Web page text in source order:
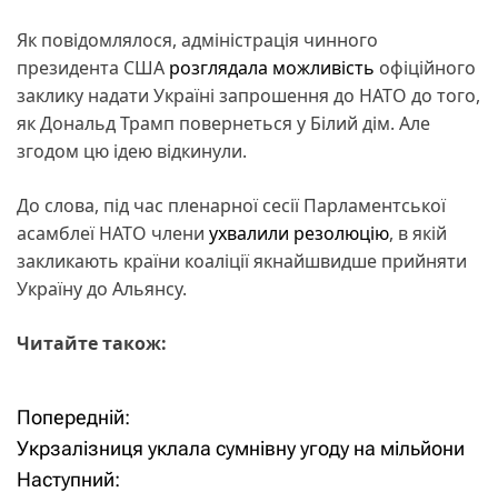
Як повідомлялося, адміністрація чинного
президента США розглядала можливість офіційного
заклику надати Україні запрошення до НАТО до того,
як Дональд Трамп повернеться у Білий дім. Але
згодом цю ідею відкинули.
До слова, під час пленарної сесії Парламентської
асамблеї НАТО члени ухвалили резолюцію, в якій
закликають країни коаліції якнайшвидше прийняти
Україну до Альянсу.
Читайте також:
Н
а
Попередній:
Укрзалізниця уклала сумнівну угоду на мільйони
Наступний: